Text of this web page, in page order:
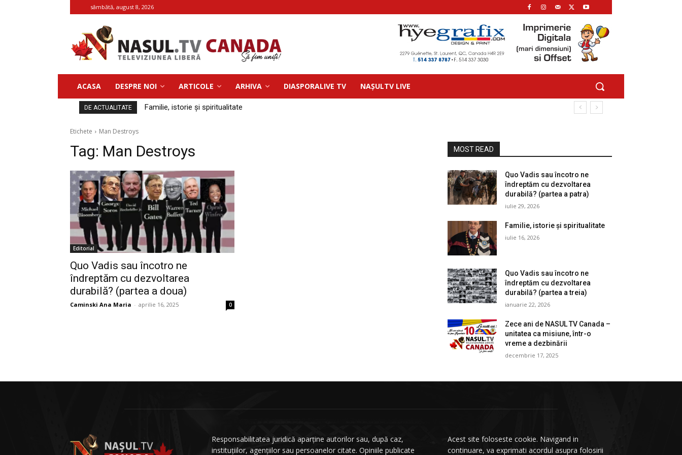
sâmbătă, august 8, 2026
ACASA DESPRE NOI ARTICOLE ARHIVA DIASPORALIVE TV NAȘULTV LIVE
DE ACTUALITATE Familie, istorie și spiritualitate
Etichete Man Destroys
Tag: Man Destroys
Editorial
Quo Vadis sau încotro ne
îndreptăm cu dezvoltarea
durabilă? (partea a doua)
Caminski Ana Maria - aprilie 16, 2025 0
MOST READ
Quo Vadis sau încotro ne
îndreptăm cu dezvoltarea
durabilă? (partea a patra)
iulie 29, 2026
Familie, istorie și spiritualitate
iulie 16, 2026
Quo Vadis sau încotro ne
îndreptăm cu dezvoltarea
durabilă? (partea a treia)
ianuarie 22, 2026
Zece ani de NASUL TV Canada –
unitatea ca misiune, într-o
vreme a dezbinării
decembrie 17, 2025
Responsabilitatea juridică aparține autorilor sau, după caz,
instituțiilor, agențiilor sau persoanelor citate. Opiniile publicate
Acest site foloseste cookie. Navigand in
continuare, va exprimati acordul asupra folosirii